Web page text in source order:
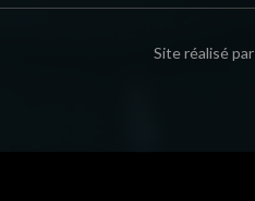
Site réalisé par